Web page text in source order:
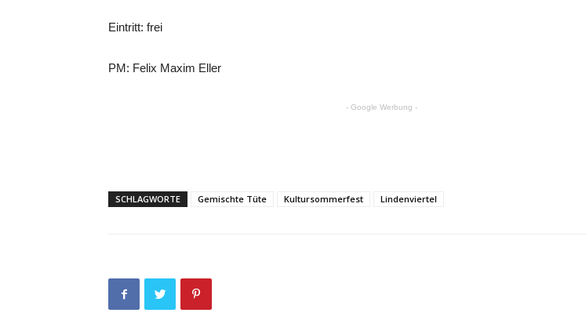
Eintritt: frei
PM: Felix Maxim Eller
- Google Werbung -
SCHLAGWORTE Gemischte Tüte Kultursommerfest Lindenviertel